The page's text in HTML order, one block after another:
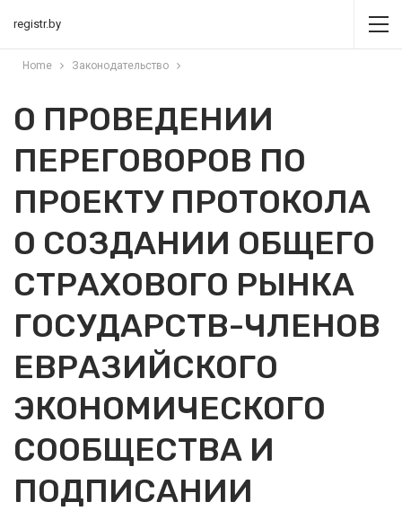
registr.by
Home Законодательство
О ПРОВЕДЕНИИ
ПЕРЕГОВОРОВ ПО
ПРОЕКТУ ПРОТОКОЛА
О СОЗДАНИИ ОБЩЕГО
СТРАХОВОГО РЫНКА
ГОСУДАРСТВ-ЧЛЕНОВ
ЕВРАЗИЙСКОГО
ЭКОНОМИЧЕСКОГО
СООБЩЕСТВА И
ПОДПИСАНИИ